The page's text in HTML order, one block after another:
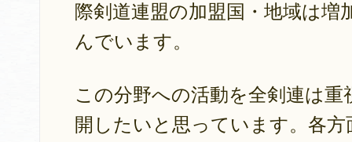
際剣道連盟の加盟国・地域は増
んでいます。
この分野への活動を全剣連は
開したいと思っています。各